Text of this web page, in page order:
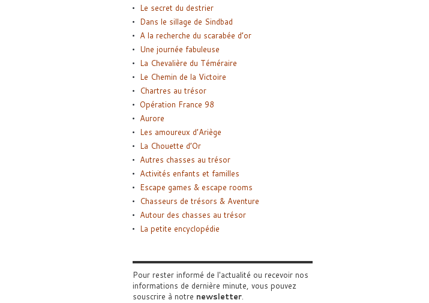
Le secret du destrier
Dans le sillage de Sindbad
A la recherche du scarabée d’or
Une journée fabuleuse
La Chevalière du Téméraire
Le Chemin de la Victoire
Chartres au trésor
Opération France 98
Aurore
Les amoureux d’Ariège
La Chouette d’Or
Autres chasses au trésor
Activités enfants et familles
Escape games & escape rooms
Chasseurs de trésors & Aventure
Autour des chasses au trésor
La petite encyclopédie
Pour rester informé de l'actualité ou recevoir nos
informations de dernière minute, vous pouvez
souscrire à notre newsletter.